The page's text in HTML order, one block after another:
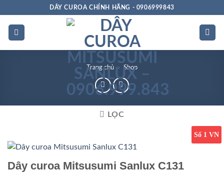
dung
DÂY CUROA CHÍNH HÃNG - 0906999843
Trang chủ » Shop
LỌC
Số 1 VN
Dây curoa Mitsusumi Sanlux C131